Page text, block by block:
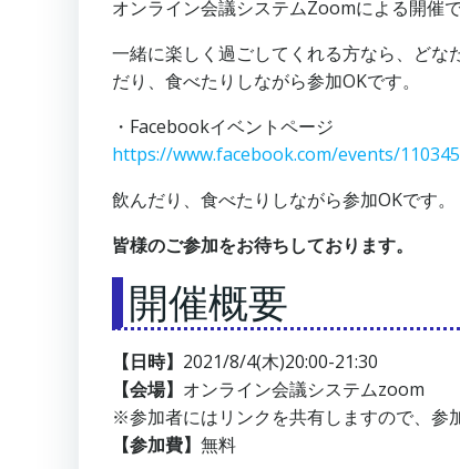
オンライン会議システムZoomによる開催で
一緒に楽しく過ごしてくれる方なら、ど
だり、食べたりしながら参加OKです。
・Facebookイベントページ
https://www.facebook.com/events/
飲んだり、食べたりしながら参加OKです。
皆様のご参加をお待ちしております。
開催概要
【日時】 2021/8/4(木)20:00-21:30
【会場】 オンライン会議システムzoom
※参加者にはリンクを共有しますので、参
【参加費】 無料